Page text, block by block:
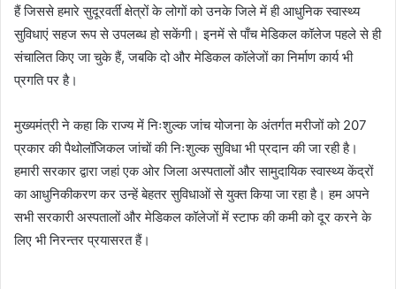
हैं जिससे हमारे सुदूरवर्ती क्षेत्रों के लोगों को उनके जिले में ही आधुनिक स्वास्थ्य
सुविधाएं सहज रूप से उपलब्ध हो सकेंगी। इनमें से पाँच मेडिकल कॉलेज पहले से ही
संचालित किए जा चुके हैं, जबकि दो और मेडिकल कॉलेजों का निर्माण कार्य भी
प्रगति पर है।
मुख्यमंत्री ने कहा कि राज्य में निःशुल्क जांच योजना के अंतर्गत मरीजों को 207
प्रकार की पैथोलॉजिकल जांचों की निःशुल्क सुविधा भी प्रदान की जा रही है।
हमारी सरकार द्वारा जहां एक ओर जिला अस्पतालों और सामुदायिक स्वास्थ्य केंद्रों
का आधुनिकीकरण कर उन्हें बेहतर सुविधाओं से युक्त किया जा रहा है। हम अपने
सभी सरकारी अस्पतालों और मेडिकल कॉलेजों में स्टाफ की कमी को दूर करने के
लिए भी निरन्तर प्रयासरत हैं।